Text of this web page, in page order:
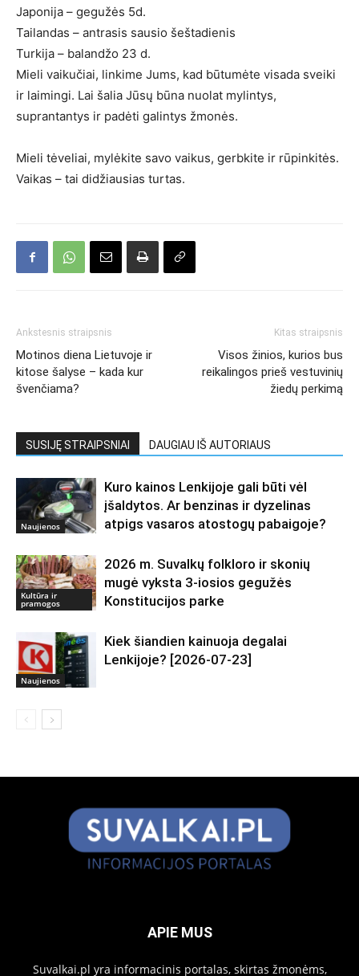
Japonija – gegužės 5d.
Tailandas – antrasis sausio šeštadienis
Turkija – balandžo 23 d.
Mieli vaikučiai, linkime Jums, kad būtumėte visada sveiki
ir laimingi. Lai šalia Jūsų būna nuolat mylintys,
suprantantys ir padėti galintys žmonės.
Mieli tėveliai, mylėkite savo vaikus, gerbkite ir rūpinkitės.
Vaikas – tai didžiausias turtas.
Ankstesnis straipsnis
Motinos diena Lietuvoje ir
kitose šalyse – kada kur
švenčiama?
Kitas straipsnis
Visos žinios, kurios bus
reikalingos prieš vestuvinių
žiedų perkimą
SUSIJĘ STRAIPSNIAI DAUGIAU IŠ AUTORIAUS
Naujienos
Kuro kainos Lenkijoje gali būti vėl
įšaldytos. Ar benzinas ir dyzelinas
atpigs vasaros atostogų pabaigoje?
Kultūra ir
pramogos
2026 m. Suvalkų folkloro ir skonių
mugė vyksta 3-iosios gegužės
Konstitucijos parke
Naujienos
Kiek šiandien kainuoja degalai
Lenkijoje? [2026-07-23]
APIE MUS
Suvalkai.pl yra informacinis portalas, skirtas žmonėms,